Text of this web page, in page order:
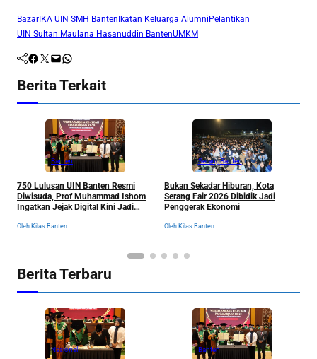
Bazar IKA UIN SMH Banten Ikatan Keluarga Alumni Pelantikan
UIN Sultan Maulana Hasanuddin BantenUMKM
Facebook Twitter Mail WhatsApp
Berita Terkait
Banten
750 Lulusan UIN Banten Resmi
Diwisuda, Prof Muhammad Ishom
Ingatkan Jejak Digital Kini Jadi
Oleh Kilas Banten
SerangBanten
Bukan Sekadar Hiburan, Kota
Serang Fair 2026 Dibidik Jadi
Penggerak Ekonomi
Oleh Kilas Banten
Berita Terbaru
Nasional Banten